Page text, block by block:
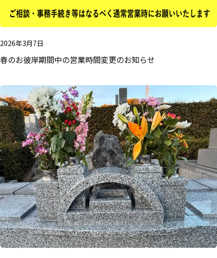
2026年3月7日
春のお彼岸期間中の営業時間変更のお知らせ